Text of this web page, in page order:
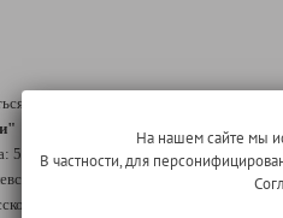
на
в Парк-музей
интерактивной
50 км)*.
охотничьей усадьбой 16
старины и древности на
На нашем сайте мы
В частности, для